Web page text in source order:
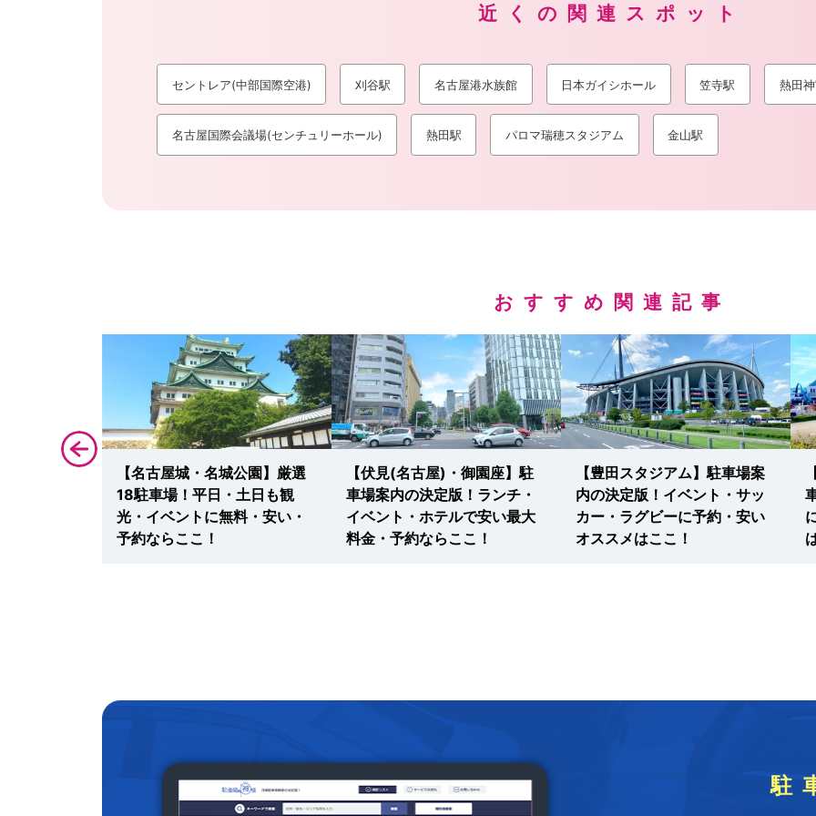
近くの関連スポット
セントレア(中部国際空港) 刈谷駅 名古屋港水族館 日本ガイシホール 笠寺駅 熱田
名古屋国際会議場(センチュリーホール) 熱田駅 パロマ瑞穂スタジアム 金山駅
おすすめ関連記事
古屋テレ
【名古屋城・名城公園】厳選
18駐車場！平日・土日も観
光・イベントに無料・安い・
予約ならここ！
【伏見(名古屋)・御園座】駐
車場案内の決定版！ランチ・
イベント・ホテルで安い最大
料金・予約ならここ！
【豊田スタジアム】駐車場案
内の決定版！イベント・サッ
カー・ラグビーに予約・安い
オススメはここ！
駐